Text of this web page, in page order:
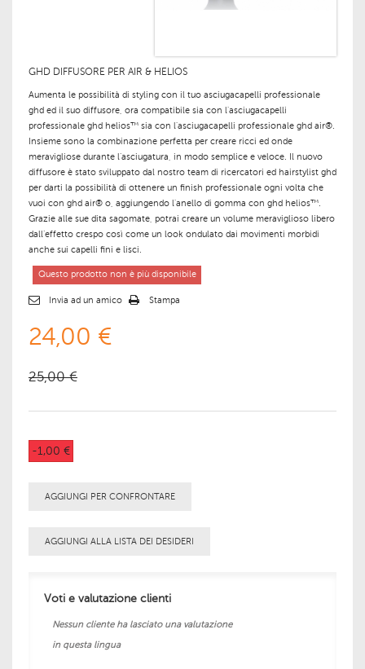
GHD DIFFUSORE PER AIR & HELIOS
Aumenta le possibilità di styling con il tuo asciugacapelli professionale
ghd ed il suo diffusore, ora compatibile sia con l'asciugacapelli
professionale ghd helios™ sia con l'asciugacapelli professionale ghd air®.
Insieme sono la combinazione perfetta per creare ricci ed onde
meravigliose durante l’asciugatura, in modo semplice e veloce. Il nuovo
diffusore è stato sviluppato dal nostro team di ricercatori ed hairstylist ghd
per darti la possibilità di ottenere un finish professionale ogni volta che
vuoi con ghd air® o, aggiungendo l'anello di gomma con ghd helios™.
Grazie alle sue dita sagomate, potrai creare un volume meraviglioso libero
dall’effetto crespo così come un look ondulato dai movimenti morbidi
anche sui capelli fini e lisci.
Questo prodotto non è più disponibile
Invia ad un amico Stampa
24,00 €
25,00 €
-1,00 €
AGGIUNGI PER CONFRONTARE
AGGIUNGI ALLA LISTA DEI DESIDERI
Voti e valutazione clienti
Nessun cliente ha lasciato una valutazione
in questa lingua